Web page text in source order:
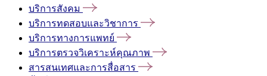
บริการสังคม
บริการทดสอบและวิชาการ
บริการทางการแพทย์
บริการตรวจวิเคราะห์คุณภาพ
สารสนเทศและการสื่อสาร